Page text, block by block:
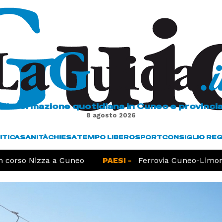
L'informazione quotidiana in Cuneo e
8 agosto 2026
SANITÀCHIESATEMPO LIBEROSPORTCONSIGLIO
Nizza a Cuneo PAESI - Ferrovia Cuneo-